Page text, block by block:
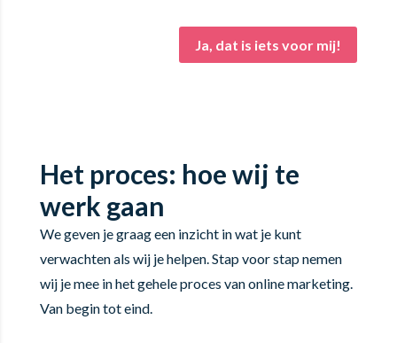
Ja, dat is iets voor mij!
Het proces: hoe wij te
werk gaan
We geven je graag een inzicht in wat je kunt
verwachten als wij je helpen. Stap voor stap nemen
wij je mee in het gehele proces van online marketing.
Van begin tot eind.